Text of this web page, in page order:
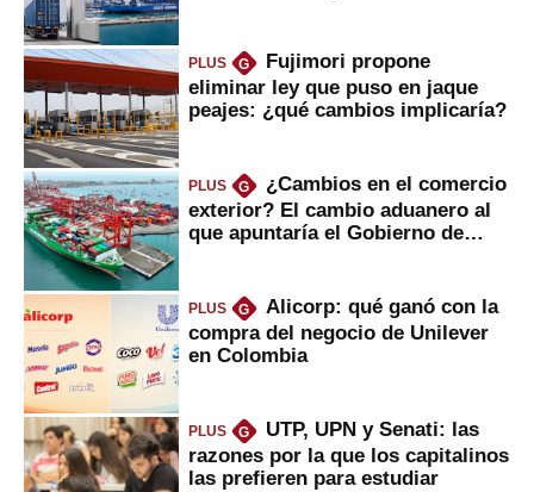
PLUS G
Fujimori propone
eliminar ley que puso en jaque
peajes: ¿qué cambios implicaría?
PLUS G
¿Cambios en el comercio
exterior? El cambio aduanero al
que apuntaría el Gobierno de
PLUS G
Alicorp: qué ganó con la
compra del negocio de Unilever
en Colombia
PLUS G
UTP, UPN y Senati: las
razones por la que los capitalinos
las prefieren para estudiar